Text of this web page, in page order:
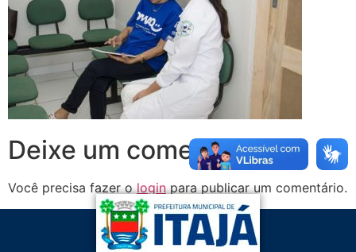
Deixe um comentário
Você precisa fazer ologinpara publicar um comentário.